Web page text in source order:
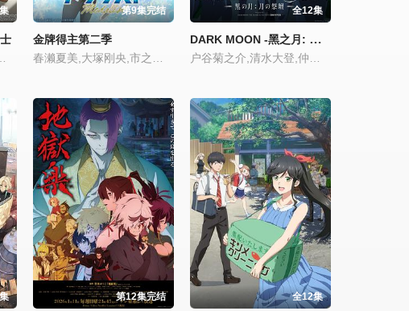
第9集完结
金牌得主第二季
全12集
DARK MOON -黑之月: 月之祭坛-
第12集完结 全12集